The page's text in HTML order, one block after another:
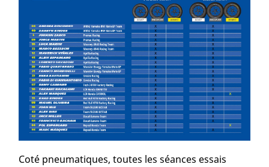
Coté pneumatiques, toutes les séances essais